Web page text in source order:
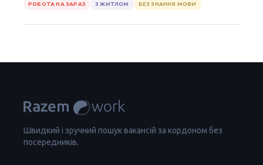
РОБОТА НА ЗАРАЗ З ЖИТЛОМ БЕЗ ЗНАННЯ МОВИ
Швидкий і зручний пошук вакансій за кордоном без
посередників.